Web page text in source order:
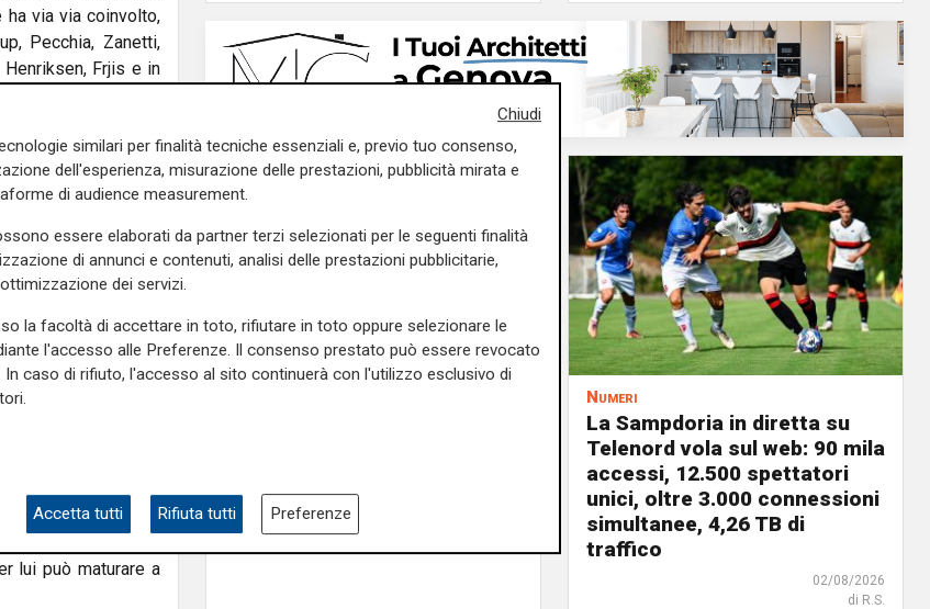
via via coinvolto,
Pecchia, Zanetti,
Frjis e in
direttore generale
direttore sportivo
e un proprietario
anni emerge una
- Fredberg e i suoi
che passa il
e il tecnico,
con il classico
scommessa che
danese ci stia
riaffidandogli la
Samp, sia disposto
di anteporre il
lui può maturare a
Numeri
La Sampdoria in diretta su
Telenord vola sul web: 90 mila
accessi, 12.500 spettatori
unici, oltre 3.000 connessioni
simultanee, 4,26 TB di
traffico
02/08/2026
di R.S.
Chiudi
similari per finalità tecniche essenziali e, previo tuo consenso,
dell'esperienza, misurazione delle prestazioni, pubblicità mirata e
di audience measurement.
essere elaborati da partner terzi selezionati per le seguenti finalità
di annunci e contenuti, analisi delle prestazioni pubblicitarie,
dei servizi.
la facoltà di accettare in toto, rifiutare in toto oppure selezionare le
l'accesso alle Preferenze. Il consenso prestato può essere revocato
caso di rifiuto, l'accesso al sito continuerà con l'utilizzo esclusivo di
Accetta tutti Rifiuta tutti Preferenze